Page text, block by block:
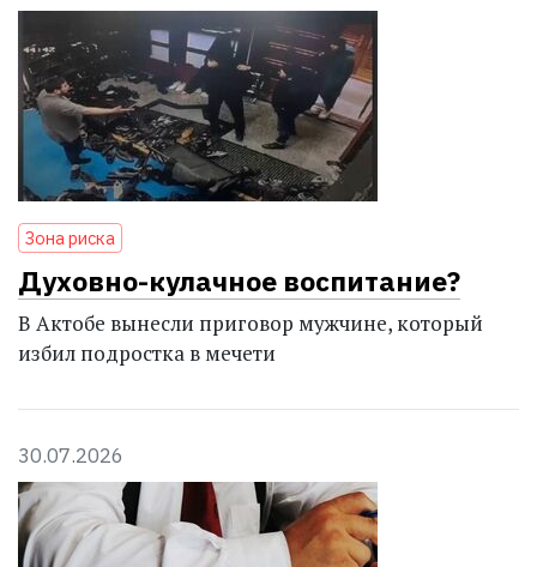
Зона риска
Духовно-кулачное воспитание?
В Актобе вынесли приговор мужчине, который
избил подростка в мечети
30.07.2026